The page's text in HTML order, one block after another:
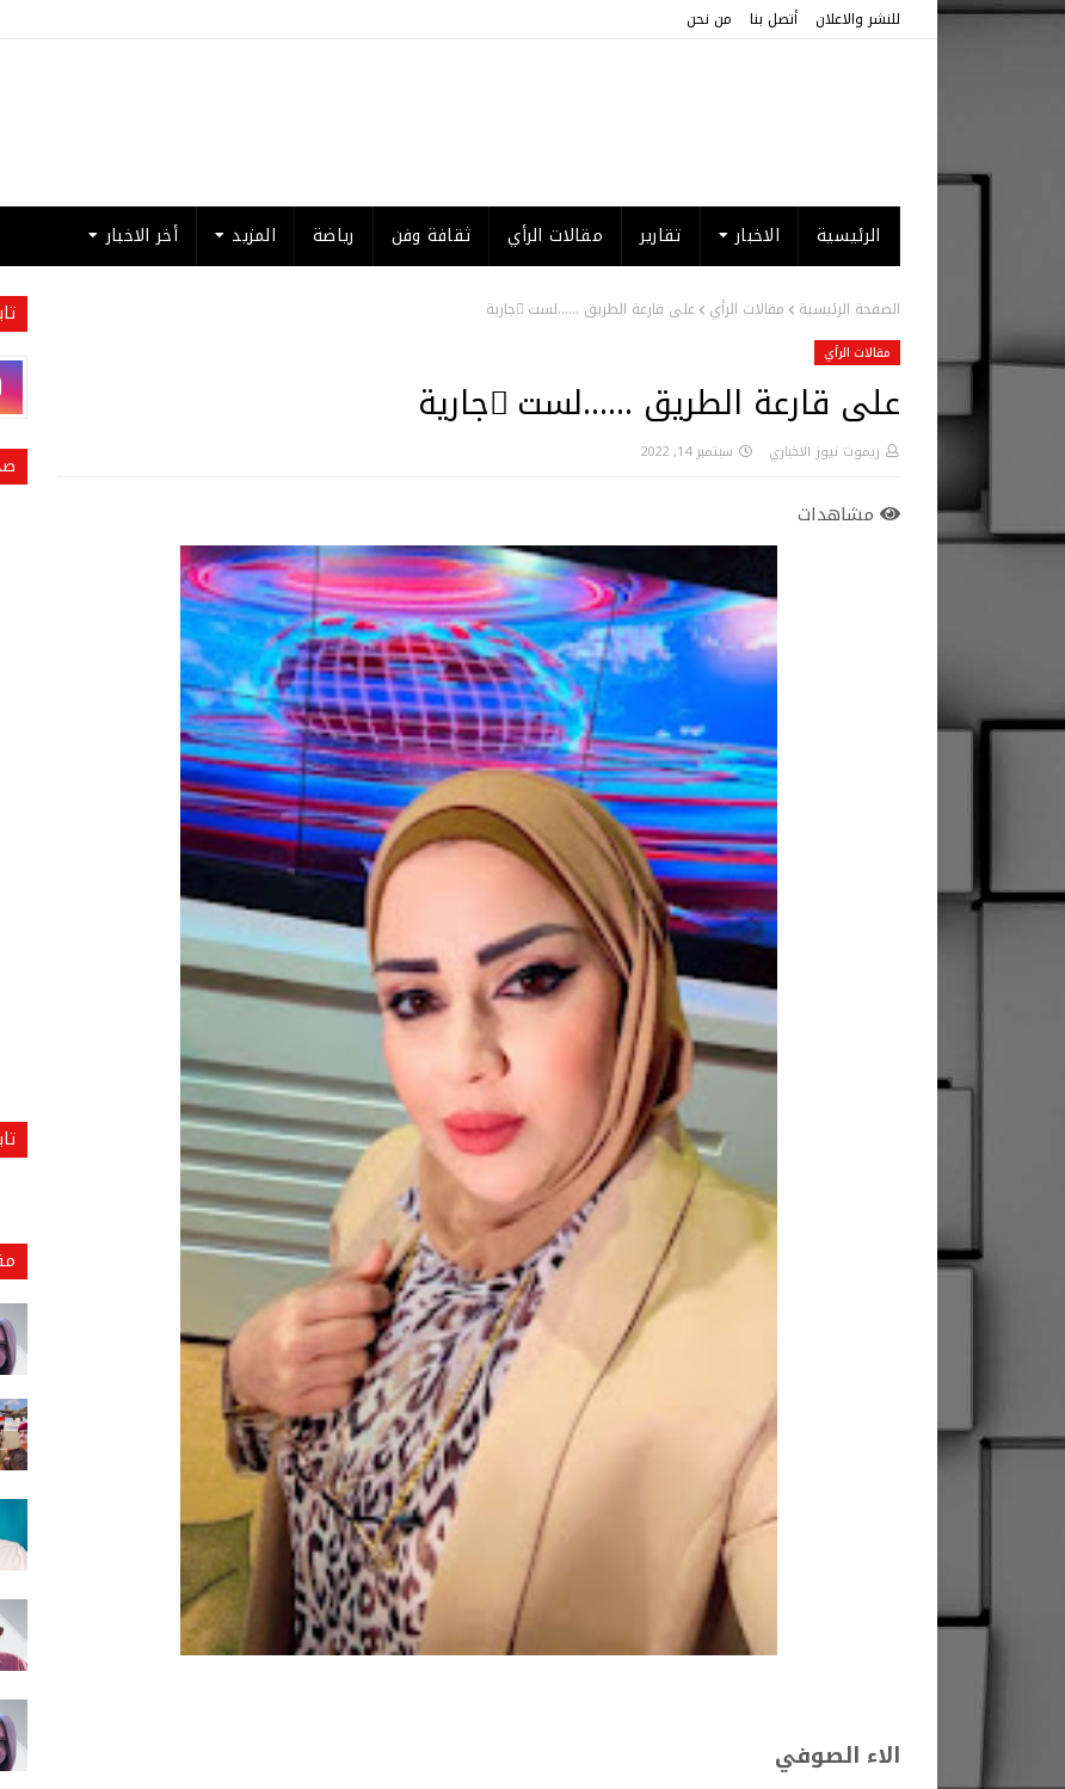
للنشر والاعلان أتصل بنا من نحن
الرئيسية الاخبار تقارير مقالات الرأي ثقافة وفن رياضة المزيد أخر الاخبار
الصفحة الرئيسية مقالات الرأي على قارعة الطريق ……لست ُجارية
مقالات الرأي
على قارعة الطريق ……لست ُجارية
ريموت نيوز الاخباري سبتمبر 14, 2022
مشاهدات
الاء الصوفي